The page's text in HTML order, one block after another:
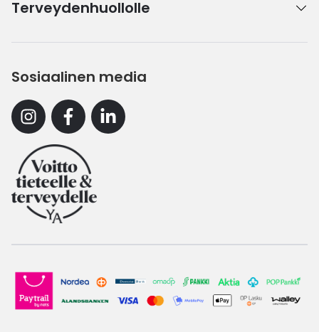
Terveydenhuollolle
Sosiaalinen media
InstagramFacebookLinkedin